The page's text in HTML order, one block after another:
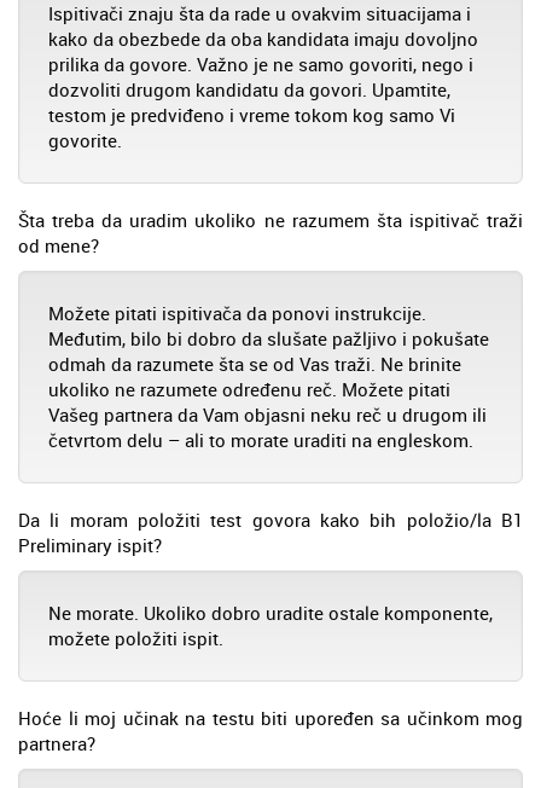
Ispitivači znaju šta da rade u ovakvim situacijama i
kako da obezbede da oba kandidata imaju dovoljno
prilika da govore. Važno je ne samo govoriti, nego i
dozvoliti drugom kandidatu da govori. Upamtite,
testom je predviđeno i vreme tokom kog samo Vi
govorite.
Šta treba da uradim ukoliko ne razumem šta ispitivač traži
od mene?
Možete pitati ispitivača da ponovi instrukcije.
Međutim, bilo bi dobro da slušate pažljivo i pokušate
odmah da razumete šta se od Vas traži. Ne brinite
ukoliko ne razumete određenu reč. Možete pitati
Vašeg partnera da Vam objasni neku reč u drugom ili
četvrtom delu – ali to morate uraditi na engleskom.
Da li moram položiti test govora kako bih položio/la B1
Preliminary ispit?
Ne morate. Ukoliko dobro uradite ostale komponente,
možete položiti ispit.
Hoće li moj učinak na testu biti upoređen sa učinkom mog
partnera?